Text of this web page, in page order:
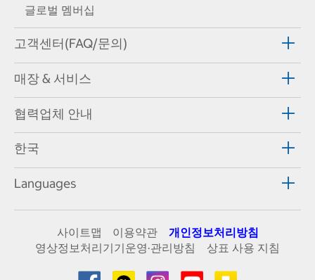
글로벌 멤버십
고객센터(FAQ/문의)
매장 & 서비스
협력업체 안내
한국
Languages
사이트맵 이용약관
개인정보처리방침
영상정보처리기기운영·관리방침
상표 사용 지침